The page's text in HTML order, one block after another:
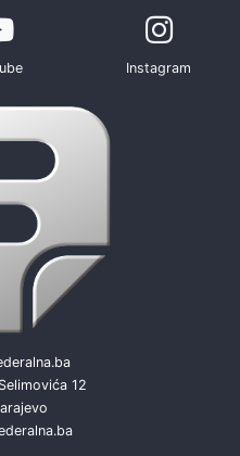
Instagram
12